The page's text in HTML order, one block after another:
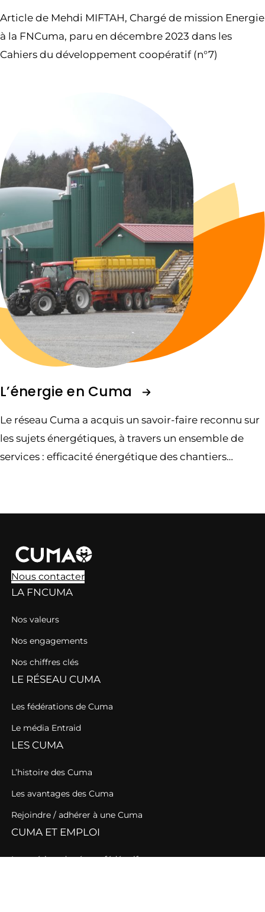
Article de Mehdi MIFTAH, Chargé de mission Energie
à la FNCuma, paru en décembre 2023 dans les
Cahiers du développement coopératif (n°7)
L’énergie en Cuma
Le réseau Cuma a acquis un savoir-faire reconnu sur
les sujets énergétiques, à travers un ensemble de
services : efficacité énergétique des chantiers
renouvelables…
Nous contacter
LA FNCUMA
Nos valeurs
Nos engagements
Nos chiffres clés
LE RÉSEAU CUMA
Les fédérations de Cuma
Le média Entraid
LES CUMA
L’histoire des Cuma
Les avantages des Cuma
Rejoindre / adhérer à une Cuma
CUMA ET EMPLOI
Les métiers du réseau fédératif